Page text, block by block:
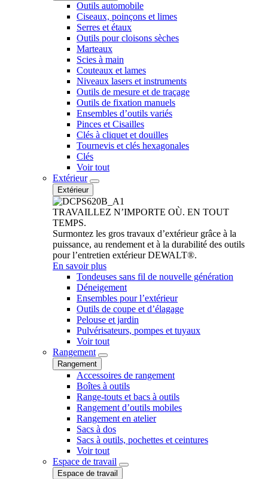
Outils automobile
Ciseaux, poinçons et limes
Serres et étaux
Outils pour cloisons sèches
Marteaux
Scies à main
Couteaux et lames
Niveaux lasers et instruments
Outils de mesure et de traçage
Outils de fixation manuels
Ensembles d’outils variés
Pinces et Cisailles
Clés à cliquet et douilles
Tournevis et clés hexagonales
Clés
Voir tout
Extérieur
Extérieur
TRAVAILLEZ N’IMPORTE OÙ. EN TOUT
TEMPS.
Surmontez les gros travaux d’extérieur grâce à la
puissance, au rendement et à la durabilité des outils
pour l’entretien extérieur DEWALT®.
En savoir plus
Tondeuses sans fil de nouvelle génération
Déneigement
Ensembles pour l’extérieur
Outils de coupe et d’élagage
Pelouse et jardin
Pulvérisateurs, pompes et tuyaux
Voir tout
Rangement
Rangement
Accessoires de rangement
Boîtes à outils
Range-touts et bacs à outils
Rangement d’outils mobiles
Rangement en atelier
Sacs à dos
Sacs à outils, pochettes et ceintures
Voir tout
Espace de travail
Espace de travail